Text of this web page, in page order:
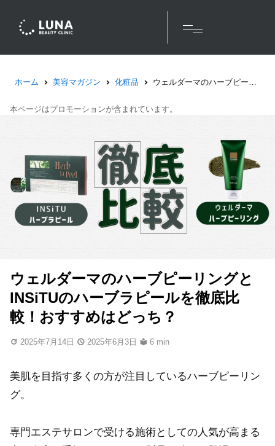
ホーム 美容マガジン 化粧品 ウェルダーマのハーブピーリングとINSiTUのハーブラピールを徹底比較！おすすめはどっち？
本ページはプロモーションが含まれています。
ウェルダーマのハーブピーリングと
INSiTUのハーブラピールを徹底比
較！おすすめはどっち？
2025年7月14日 2025年6月3日 6 min
美肌を目指す多くの方が注目しているハーブピーリン
グ。
専門エステサロンで受ける施術としての人気が高まる